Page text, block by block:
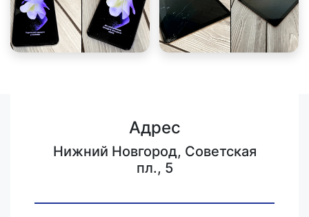
Адрес
Нижний Новгород, Советская
пл., 5